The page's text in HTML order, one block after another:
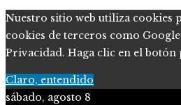
Nuestro sitio web utiliza cookies
cookies de terceros como
Privacidad. Haga clic en el
Claro, entendido
sábado, agosto 8